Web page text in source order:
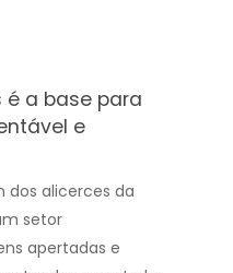
a base para
e
dos alicerces da
setor
apertadas e